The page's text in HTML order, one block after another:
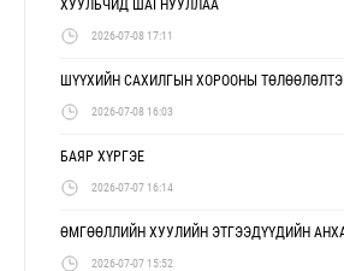
ХУУЛЬЧИД ШАГНУУЛЛАА
2026-07-08 17:11
ШҮҮХИЙН САХИЛГЫН ХОРООНЫ
2026-07-08 16:03
БАЯР ХҮРГЭЕ
2026-07-07 16:14
ӨМГӨӨЛЛИЙН ХУУЛИЙН ЭТГЭЭДҮҮДИЙН
2026-07-07 15:52